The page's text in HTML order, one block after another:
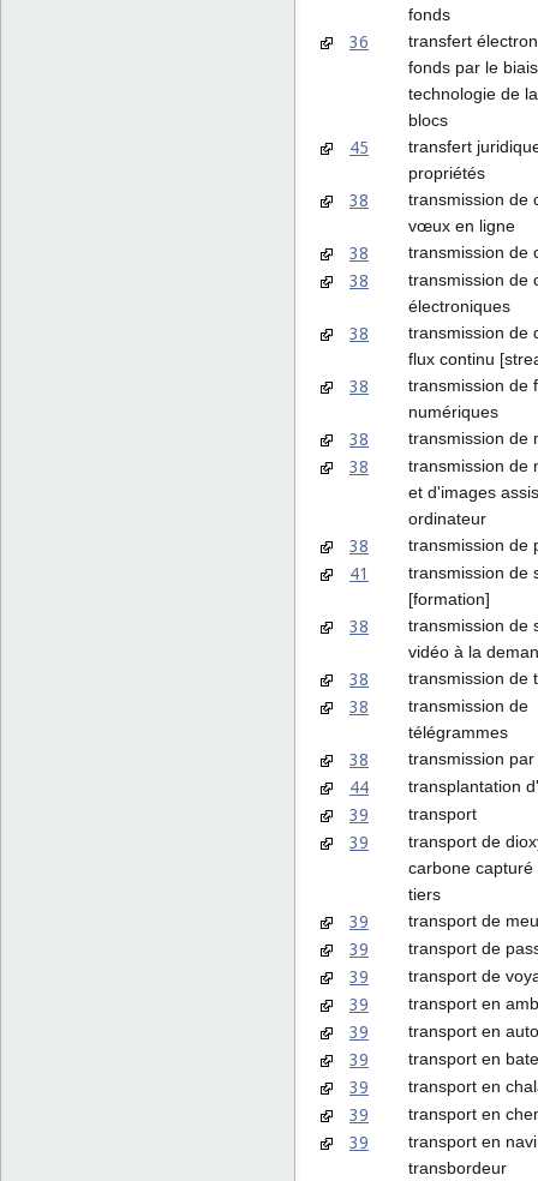
fonds
36
transfert
fonds par le
technologie de
blocs
45
transfert
propriétés
38
transmission de
vœux en ligne
38 transmission de
38
transmission de
électroniques
38
transmission de
flux continu
38
transmission de
numériques
38 transmission de
38
transmission de
et d'images
ordinateur
38 transmission de
41
transmission de
[formation]
38
transmission de
vidéo à la
38 transmission de
38
transmission de
télégrammes
38 transmission
44 transplantation
39 transport
39
transport de
carbone capturé
tiers
39 transport de
39 transport de
39 transport de
39 transport en
39 transport en
39 transport en
39 transport en
39 transport en
39
transport en
transbordeur